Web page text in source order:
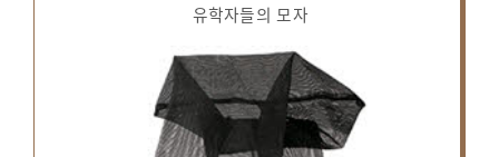
유학자들의 모자